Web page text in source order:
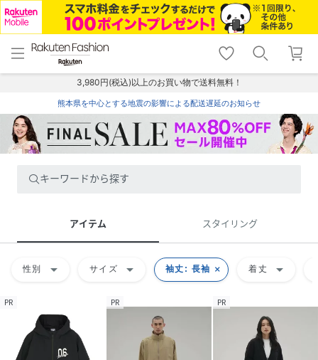
menu home
トップ
shopping_cart lock_outline
ログイン
3,980円(税込)以上のお買い物で送料無料！
熊本県を中心とする地震の影響による配送遅延のお知らせ
キーワードから探す
アイテム スタイリング
性別 arrow_drop_down サイズ arrow_drop_down 袖丈: 長袖 着丈 arrow_drop_down
PR PR PR